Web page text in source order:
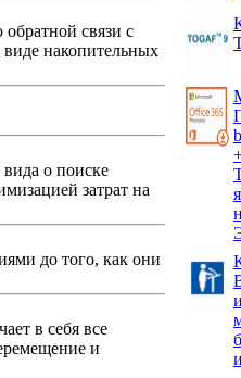
связи с
накопительных
вида о поиске
затрат на
до того, как они
в себя все
и